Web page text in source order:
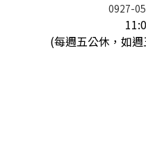
0927-
(每週五公休，如